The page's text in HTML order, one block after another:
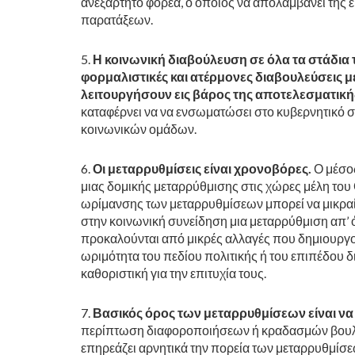
παρατάξεων.
Η κοινωνική διαβούλευση σε όλα τα
φορμαλιστικές και ατέρμονες
λειτουργήσουν εις βάρος της
καταφέρνει να να ενσωματώσει στο
κοινωνικών ομάδων.
Οι μεταρρυθμίσεις είναι χρονοβόρες. Ο
μιας δομικής μεταρρύθμισης στις χώρες μέλη
ωρίμανσης των μεταρρυθμίσεων μπορεί να
στην κοινωνική συνείδηση μια μεταρρύθμιση απ’
προκαλούνται από μικρές αλλαγές που
ωριμότητα του πεδίου πολιτικής ή του επιπέδου
καθοριστική για την επιτυχία τους.
Βασικός όρος των μεταρρυθμίσεων είναι
περίπτωση διαφοροποιήσεων ή κραδασμών
επηρεάζει αρνητικά την πορεία των